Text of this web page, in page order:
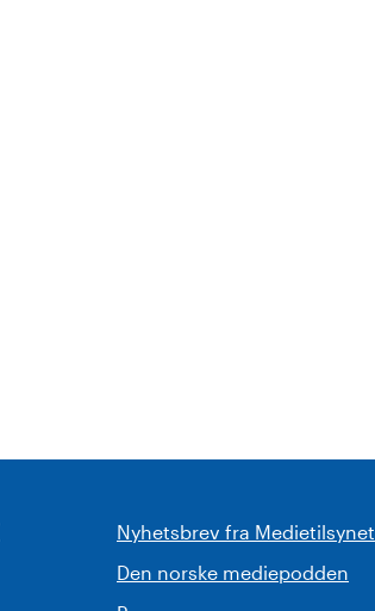
Nyhetsbrev fra Medietilsynet
Den norske mediepodden